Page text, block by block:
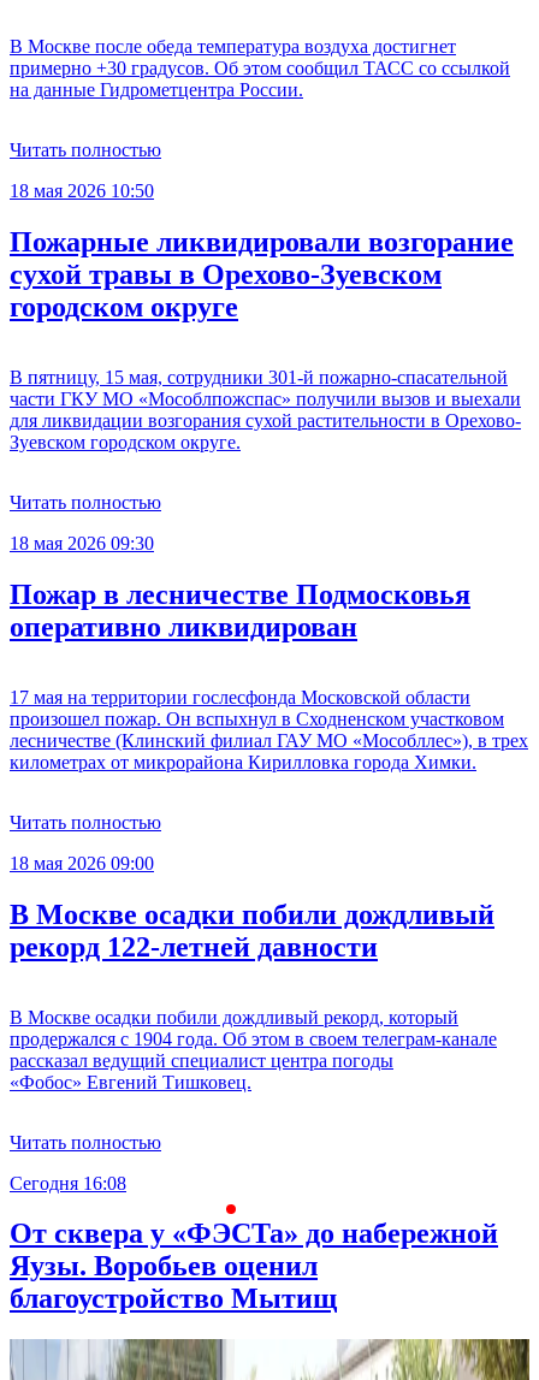
В Москве после обеда температура воздуха достигнет
примерно +30 градусов. Об этом сообщил ТАСС со ссылкой
на данные Гидрометцентра России.
Читать полностью
18 мая 2026 10:50
Пожарные ликвидировали возгорание
сухой травы в Орехово-Зуевском
городском округе
В пятницу, 15 мая, сотрудники 301-й пожарно-спасательной
части ГКУ МО «Мособлпожспас» получили вызов и выехали
для ликвидации возгорания сухой растительности в Орехово-
Зуевском городском округе.
Читать полностью
18 мая 2026 09:30
Пожар в лесничестве Подмосковья
оперативно ликвидирован
17 мая на территории гослесфонда Московской области
произошел пожар. Он вспыхнул в Сходненском участковом
лесничестве (Клинский филиал ГАУ МО «Мособллес»), в трех
километрах от микрорайона Кирилловка города Химки.
Читать полностью
18 мая 2026 09:00
В Москве осадки побили дождливый
рекорд 122-летней давности
В Москве осадки побили дождливый рекорд, который
продержался с 1904 года. Об этом в своем телеграм-канале
рассказал ведущий специалист центра погоды
«Фобос» Евгений Тишковец.
Читать полностью
Сегодня 16:08
От сквера у «ФЭСТа» до набережной
Яузы. Воробьев оценил
благоустройство Мытищ